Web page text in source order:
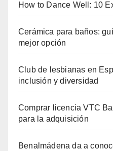
How to Dance Well: 10
Cerámica para baños:
mejor opción
Club de lesbianas en
inclusión y diversidad
Comprar licencia VTC
para la adquisición
Benalmádena da a